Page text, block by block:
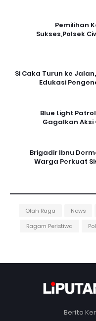
Pemilihan
Sukses,Polsek
Si Caka Turun ke
Edukasi
Blue Light
Gagalkan Aksi
Brigadir Ibnu
Warga Perkuat
News
Olah Raga
Ragam Peristiwa
Berita